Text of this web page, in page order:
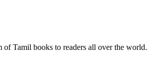
Tamil books to readers all over the world.